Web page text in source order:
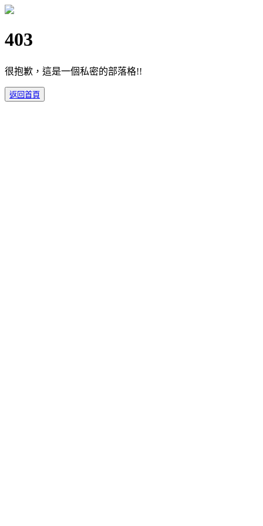
403
很抱歉，這是一個私密的部落格!!
返回首頁